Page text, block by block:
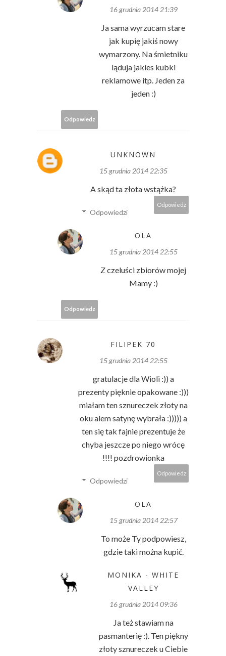
16 grudnia 2014 21:39
Ja sama wyrzucam stare
jak kupię jakiś nowy
wymarzony. Na śmietniku
ląduja jakies kubki
reklamowe itp. Jeden za
jeden :)
Odpowiedz
UNKNOWN
15 grudnia 2014 22:35
A skąd ta złota wstążka?
Odpowiedz
Odpowiedzi
OLA
15 grudnia 2014 22:55
Z czeluści zbiorów mojej
Mamy :)
Odpowiedz
FILIPEK 70
15 grudnia 2014 22:55
gratulacje dla Wioli :)) a
prezenty pięknie opakowane :)))
miałam ten sznureczek złoty na
oku alem satynę wybrała :))))) a
ten się tak fajnie prezentuje że
chyba jeszcze po niego wrócę
!!!! pozdrowionka
Odpowiedz
Odpowiedzi
OLA
15 grudnia 2014 22:57
To może Ty podpowiesz,
gdzie taki można kupić.
MONIKA - WHITE
VALLEY
16 grudnia 2014 09:36
Ja też stawiam na
pasmanterię :). Ten piękny
złoty sznureczek u Ciebie